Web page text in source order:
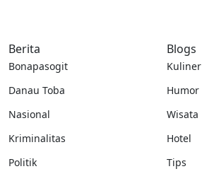
Berita
Bonapasogit
Danau Toba
Nasional
Kriminalitas
Politik
Blogs
Kuliner
Humor
Wisata
Hotel
Tips